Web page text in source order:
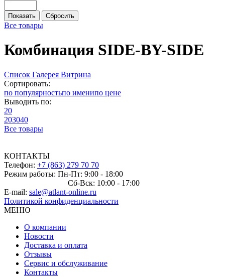
Все товары
Комбинация SIDE-BY-SIDE
Список Галерея Витрина
Сортировать:
по популярностьпо именипо цене
Выводить по:
20
203040
Все товары
КОНТАКТЫ
Телефон: +7 (863) 279 70 70
Режим работы: Пн-Пт: 9:00 - 18:00
Сб-Вск: 10:00 - 17:00
E-mail: sale@atlant-online.ru
Политикой конфиденциальности
МЕНЮ
О компании
Новости
Доставка и оплата
Отзывы
Сервис и обслуживание
Контакты